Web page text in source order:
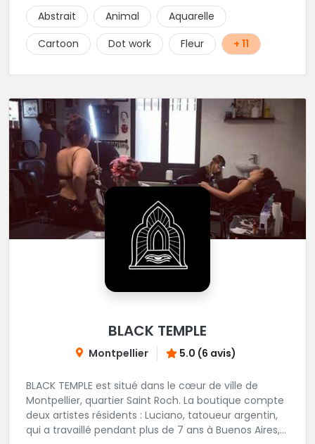
souhaitant se faire tatouer de pouvoir construire un
projet entièrement personnalisé. Une pierceuse est
présente en Guest environ une semaine par mois au
salon.
Abstrait Animal
Aquarelle
Cartoon
Dot work Fleur + 11
BLACK TEMPLE
Montpellier 5.0 (6 avis)
BLACK TEMPLE est situé dans le cœur de ville de
Montpellier, quartier Saint Roch. La boutique compte
deux artistes résidents : Luciano, tatoueur argentin,
qui a travaillé pendant plus de 7 ans à Buenos Aires,